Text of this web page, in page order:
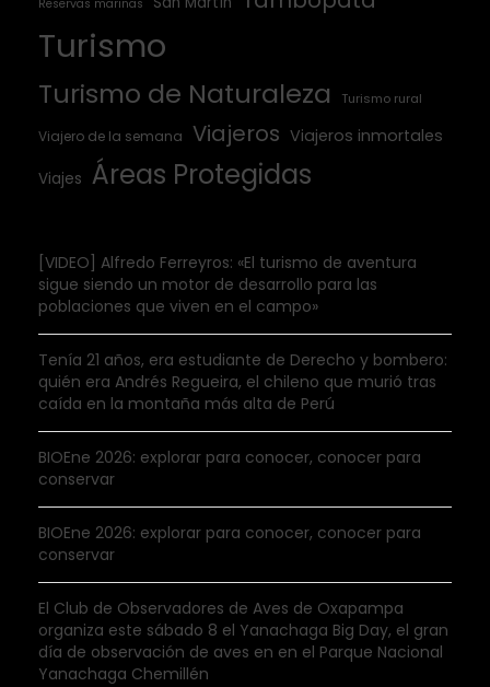
Reservas marinas
Turismo
Turismo de Naturaleza Turismo rural
Viajero de la semana Viajeros Viajeros inmortales
Viajes Áreas Protegidas
[VIDEO] Alfredo Ferreyros: «El turismo de aventura
sigue siendo un motor de desarrollo para las
poblaciones que viven en el campo»
Tenía 21 años, era estudiante de Derecho y bombero:
quién era Andrés Regueira, el chileno que murió tras
caída en la montaña más alta de Perú
BIOEne 2026: explorar para conocer, conocer para
conservar
BIOEne 2026: explorar para conocer, conocer para
conservar
El Club de Observadores de Aves de Oxapampa
organiza este sábado 8 el Yanachaga Big Day, el gran
día de observación de aves en en el Parque Nacional
Yanachaga Chemillén